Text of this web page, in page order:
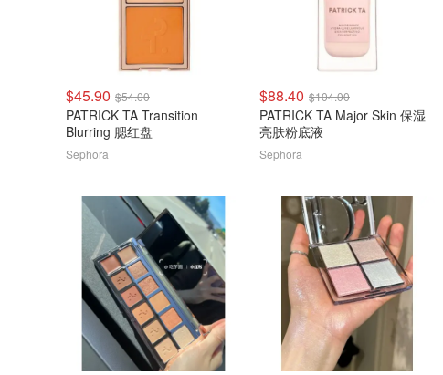
$45.90 $54.00
PATRICK TA Transition
Blurring 腮红盘
Sephora
$88.40 $104.00
PATRICK TA Major Skin 保湿
亮肤粉底液
Sephora